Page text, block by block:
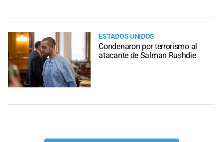
ESTADOS UNIDOS
Condenaron por terrorismo al
atacante de Salman Rushdie